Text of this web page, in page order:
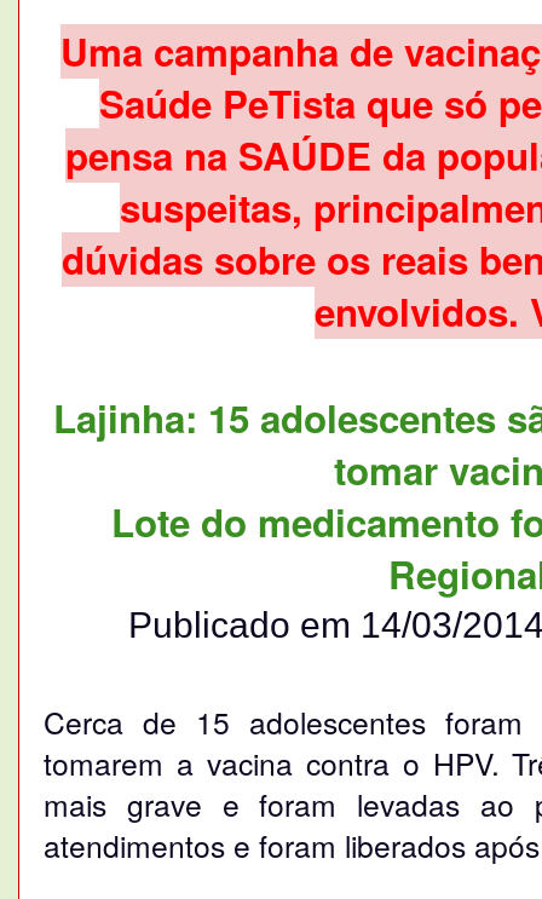
Uma campanha de
Saúde PeTista que só
pensa na SAÚDE da
suspeitas,
dúvidas sobre os reais
envolvidos.
Lajinha: 15 adolescentes
tomar
Lote do medicamento
Publicado em 14/03/
Cerca de 15 adolescentes foram
tomarem a vacina contra o HPV.
mais grave e foram levadas ao
atendimentos e foram liberados